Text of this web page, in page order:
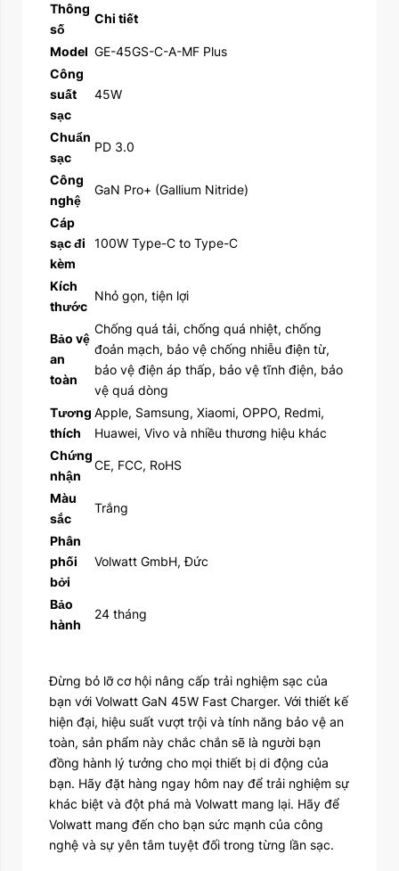
Thông
số
Chi tiết
Model GE-45GS-C-A-MF Plus
Công
suất
sạc
45W
Chuẩn
sạc
PD 3.0
Công
nghệ
GaN Pro+ (Gallium Nitride)
Cáp
sạc đi
kèm
100W Type-C to Type-C
Kích
thước
Nhỏ gọn, tiện lợi
Bảo vệ
an
toàn
Chống quá tải, chống quá nhiệt, chống
đoản mạch, bảo vệ chống nhiễu điện từ,
bảo vệ điện áp thấp, bảo vệ tĩnh điện, bảo
vệ quá dòng
Tương
thích
Apple, Samsung, Xiaomi, OPPO, Redmi,
Huawei, Vivo và nhiều thương hiệu khác
Chứng
nhận
CE, FCC, RoHS
Màu
sắc
Trắng
Phân
phối
bởi
Volwatt GmbH, Đức
Bảo
hành
24 tháng
Đừng bỏ lỡ cơ hội nâng cấp trải nghiệm sạc của
bạn với Volwatt GaN 45W Fast Charger. Với thiết kế
hiện đại, hiệu suất vượt trội và tính năng bảo vệ an
toàn, sản phẩm này chắc chắn sẽ là người bạn
đồng hành lý tưởng cho mọi thiết bị di động của
bạn. Hãy đặt hàng ngay hôm nay để trải nghiệm sự
khác biệt và đột phá mà Volwatt mang lại. Hãy để
Volwatt mang đến cho bạn sức mạnh của công
nghệ và sự yên tâm tuyệt đối trong từng lần sạc.